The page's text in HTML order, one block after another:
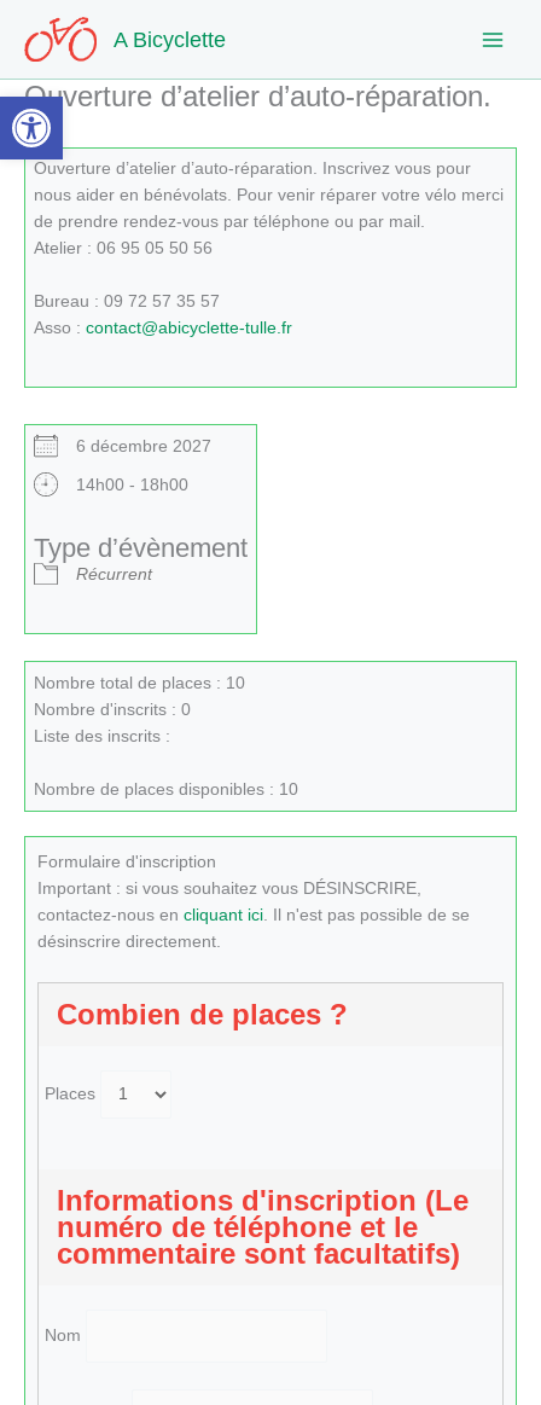
Ouvrir la barre d’outils
contenu
A Bicyclette
Ouverture d’atelier d’auto-réparation.
Ouverture d’atelier d’auto-réparation. Inscrivez vous pour
nous aider en bénévolats. Pour venir réparer votre vélo merci
de prendre rendez-vous par téléphone ou par mail.
Atelier : 06 95 05 50 56
Bureau : 09 72 57 35 57
Asso : contact@abicyclette-tulle.fr
6 décembre 2027
14h00 - 18h00
Type d’évènement
Récurrent
Nombre total de places : 10
Nombre d'inscrits : 0
Liste des inscrits :
Nombre de places disponibles : 10
Formulaire d'inscription
Important : si vous souhaitez vous DÉSINSCRIRE,
contactez-nous en cliquant ici. Il n'est pas possible de se
désinscrire directement.
Combien de places ?
Places
Informations d'inscription (Le
numéro de téléphone et le
commentaire sont facultatifs)
Nom